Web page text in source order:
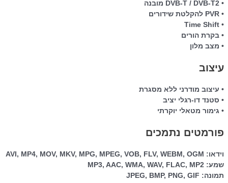
• DVB-T / DVB-T2 מובנה
• PVR להקלטת שידורים
• Time Shift
• בקרת הורים
• מצב מלון
עיצוב
• עיצוב מודרני ללא מסגרת
• סטנד דו-רגלי יציב
• גימור מטאלי יוקרתי
פורמטים נתמכים
וידאו: AVI, MP4, MOV, MKV, MPG, MPEG, VOB, FLV, WEBM, OGM
שמע: MP3, AAC, WMA, WAV, FLAC, MP2
תמונה: JPEG, BMP, PNG, GIF